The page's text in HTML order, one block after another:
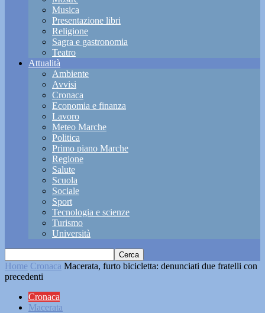
Musica
Presentazione libri
Religione
Sagra e gastronomia
Teatro
Attualità
Ambiente
Avvisi
Cronaca
Economia e finanza
Lavoro
Meteo Marche
Politica
Primo piano Marche
Regione
Salute
Scuola
Sociale
Sport
Tecnologia e scienze
Turismo
Università
Home Cronaca Macerata, furto bicicletta: denunciati due fratelli con
precedenti
Cronaca
Macerata